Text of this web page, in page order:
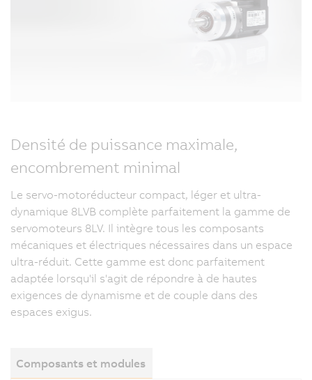
Densité de puissance maximale,
encombrement minimal
Le servo-motoréducteur compact, léger et ultra-
dynamique 8LVB complète parfaitement la gamme de
servomoteurs 8LV. Il intègre tous les composants
mécaniques et électriques nécessaires dans un espace
ultra-réduit. Cette gamme est donc parfaitement
adaptée lorsqu'il s'agit de répondre à de hautes
exigences de dynamisme et de couple dans des
espaces exigus.
Composants et modules